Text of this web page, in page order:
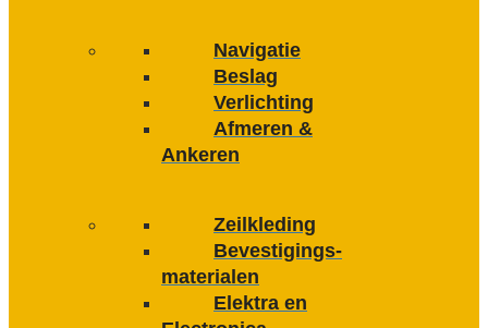
Navigatie
Beslag
Verlichting
Afmeren &
Ankeren
Zeilkleding
Bevestigings­­
materialen
Elektra en